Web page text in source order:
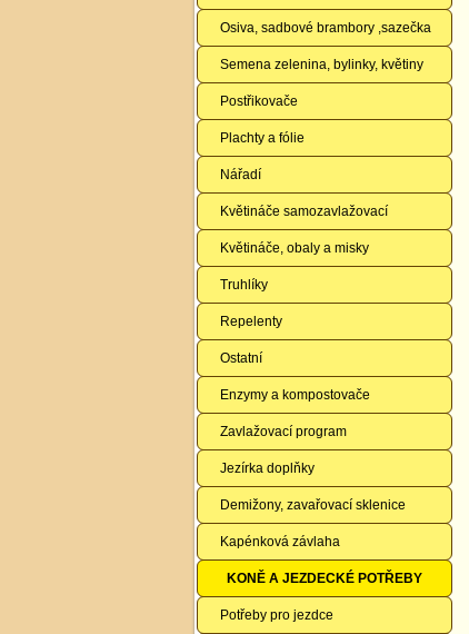
Osiva, sadbové brambory ,sazečka
Semena zelenina, bylinky, květiny
Postřikovače
Plachty a fólie
Nářadí
Květináče samozavlažovací
Květináče, obaly a misky
Truhlíky
Repelenty
Ostatní
Enzymy a kompostovače
Zavlažovací program
Jezírka doplňky
Demižony, zavařovací sklenice
Kapénková závlaha
KONĚ A JEZDECKÉ POTŘEBY
Potřeby pro jezdce